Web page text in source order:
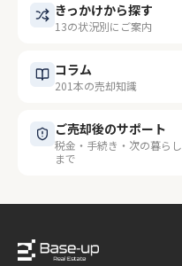
きっかけから探す
13の状況別にご案内
コラム
201本の売却知識
ご売却後のサポート
税金・手続き・次の暮らし
まで